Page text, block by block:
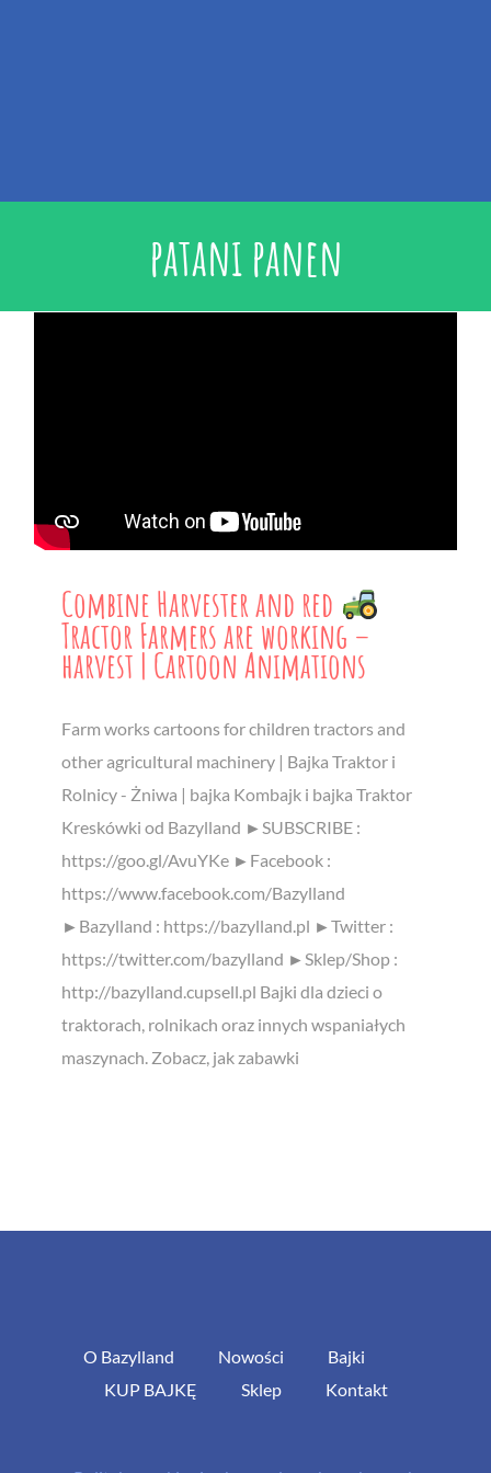
patani panen
Combine Harvester and red
Tractor Farmers are working –
harvest | Cartoon Animations
Farm works cartoons for children tractors and
other agricultural machinery | Bajka Traktor i
Rolnicy - Żniwa | bajka Kombajk i bajka Traktor
Kreskówki od Bazylland ►SUBSCRIBE :
https://goo.gl/AvuYKe ►Facebook :
https://www.facebook.com/Bazylland
►Bazylland : https://bazylland.pl ►Twitter :
https://twitter.com/bazylland ►Sklep/Shop :
http://bazylland.cupsell.pl Bajki dla dzieci o
traktorach, rolnikach oraz innych wspaniałych
maszynach. Zobacz, jak zabawki
O Bazylland Nowości
Bajki
KUP BAJKĘ
Sklep Kontakt